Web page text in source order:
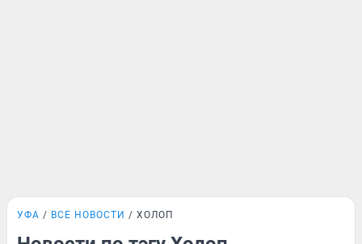
УФА ВСЕ НОВОСТИ ХОЛОП